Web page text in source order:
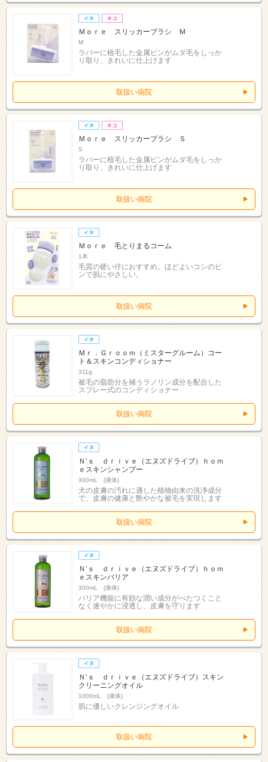
Ｍｏｒｅ スリッカーブラシ Ｍ
M
ラバーに植毛した金属ピンがムダ毛をしっか
り取り、きれいに仕上げます
取扱い病院
Ｍｏｒｅ スリッカーブラシ Ｓ
S
ラバーに植毛した金属ピンがムダ毛をしっか
り取り、きれいに仕上げます
取扱い病院
Ｍｏｒｅ 毛とりまるコーム
1本
毛質の硬い仔におすすめ。ほどよいコシのピ
ンで肌にやさしい。
取扱い病院
Ｍｒ．Ｇｒｏｏｍ（ミスターグルーム）コー
ト＆スキンコンディショナー
311g
被毛の脂肪分を補うラノリン成分を配合した
スプレー式のコンディショナー
取扱い病院
Ｎ’ｓ ｄｒｉｖｅ（エヌズドライブ）ｈｏｍ
ｅスキンシャンプー
300mL (液体)
犬の皮膚の汚れに適した植物由来の洗浄成分
で、皮膚の健康と艶やかな被毛を実現します
取扱い病院
Ｎ’ｓ ｄｒｉｖｅ（エヌズドライブ）ｈｏｍ
ｅスキンバリア
300mL (液体)
バリア機能に有効な潤い成分がべたつくこと
なく速やかに浸透し、皮膚を守ります
取扱い病院
Ｎ’ｓ ｄｒｉｖｅ（エヌズドライブ）スキン
クリーニングオイル
1000mL (液体)
肌に優しいクレンジングオイル
取扱い病院